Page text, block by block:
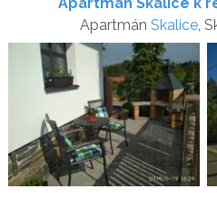
Apartmán Skalice ,